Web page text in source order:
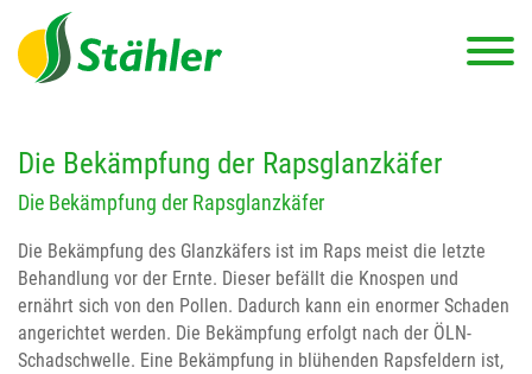
Die Bekämpfung der Rapsglanzkäfer
Die Bekämpfung der Rapsglanzkäfer
Die Bekämpfung des Glanzkäfers ist im Raps meist die letzte
Behandlung vor der Ernte. Dieser befällt die Knospen und
ernährt sich von den Pollen. Dadurch kann ein enormer Schaden
angerichtet werden. Die Bekämpfung erfolgt nach der ÖLN-
Schadschwelle. Eine Bekämpfung in blühenden Rapsfeldern ist,